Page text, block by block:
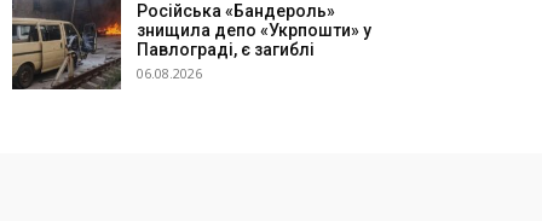
Російська «Бандероль»
знищила депо «Укрпошти» у
Павлограді, є загиблі
06.08.2026